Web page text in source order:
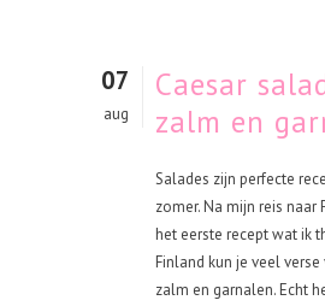
07
aug
Caesar
zalm en
Salades zijn perfecte
zomer. Na mijn reis naar
het eerste recept wat ik
Finland kun je veel verse
zalm en garnalen. Echt